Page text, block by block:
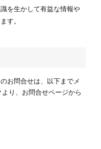
を生かして有益な情報や
す。
お問合せは、以下までメ
り、お問合せページから